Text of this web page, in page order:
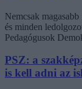
Nemcsak
és minden
Pedagógusok
PSZ: a
is kell adni az